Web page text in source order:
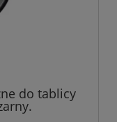
do tablicy